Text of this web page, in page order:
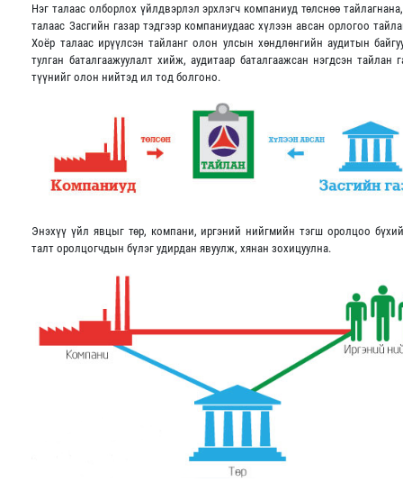
Нэг талаас олборлох үйлдвэрлэл эрхлэгч компаниуд төлснөө
талаас Засгийн газар тэдгээр компаниудаас хүлээн авсан орлогоо
Хоёр талаас ирүүлсэн тайланг олон улсын хөндлөнгийн аудитын
тулган баталгаажуулалт хийж, аудитаар баталгаажсан нэгдсэн тайлан
түүнийг олон нийтэд ил тод болгоно.
Энэхүү үйл явцыг төр, компани, иргэний нийгмийн тэгш оролцоо
талт оролцогчдын бүлэг удирдан явуулж, хянан зохицуулна.